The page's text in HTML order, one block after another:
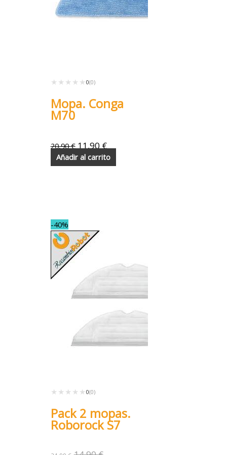
★★★★★
★★★★★ 0(0)
Mopa. Conga
M70
20,90€ 11,90€
Añadir al carrito
-40%
★★★★★
★★★★★ 0(0)
Pack 2 mopas.
Roborock S7